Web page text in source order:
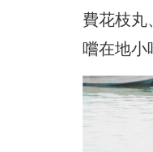
費花枝丸
嚐在地